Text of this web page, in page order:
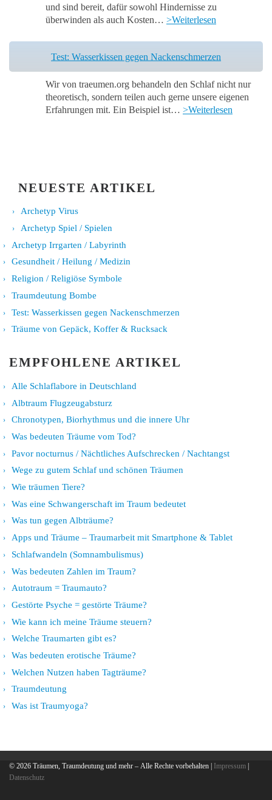
und sind bereit, dafür sowohl Hindernisse zu
überwinden als auch Kosten… >Weiterlesen
Test: Wasserkissen gegen Nackenschmerzen
Wir von traeumen.org behandeln den Schlaf nicht nur
theoretisch, sondern teilen auch gerne unsere eigenen
Erfahrungen mit. Ein Beispiel ist… >Weiterlesen
NEUESTE ARTIKEL
Archetyp Virus
Archetyp Spiel / Spielen
Archetyp Irrgarten / Labyrinth
Gesundheit / Heilung / Medizin
Religion / Religiöse Symbole
Traumdeutung Bombe
Test: Wasserkissen gegen Nackenschmerzen
Träume von Gepäck, Koffer & Rucksack
EMPFOHLENE ARTIKEL
Alle Schlaflabore in Deutschland
Albtraum Flugzeugabsturz
Chronotypen, Biorhythmus und die innere Uhr
Was bedeuten Träume vom Tod?
Pavor nocturnus / Nächtliches Aufschrecken / Nachtangst
Wege zu gutem Schlaf und schönen Träumen
Wie träumen Tiere?
Was eine Schwangerschaft im Traum bedeutet
Was tun gegen Albträume?
Apps und Träume – Traumarbeit mit Smartphone & Tablet
Schlafwandeln (Somnambulismus)
Was bedeuten Zahlen im Traum?
Autotraum = Traumauto?
Gestörte Psyche = gestörte Träume?
Wie kann ich meine Träume steuern?
Welche Traumarten gibt es?
Was bedeuten erotische Träume?
Welchen Nutzen haben Tagträume?
Traumdeutung
Was ist Traumyoga?
© 2026 Träumen, Traumdeutung und mehr – Alle Rechte vorbehalten | Impressum
Datenschutz